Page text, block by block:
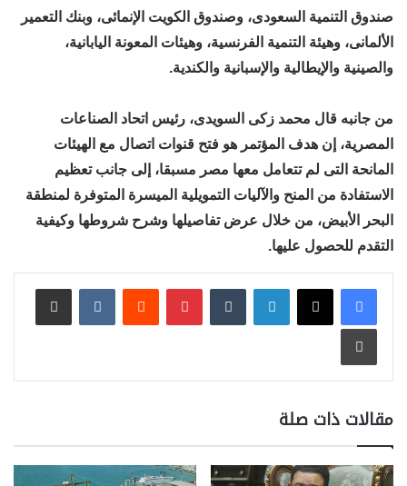
صندوق التنمية السعودى، وصندوق الكويت الإنمائى، وبنك التعمير
الألمانى، وهيئة التنمية الفرنسية، وهيئات المعونة اليابانية،
والصينية والإيطالية والإسبانية والكندية.
من جانبه قال محمد زكى السويدى، رئيس اتحاد الصناعات
المصرية، إن هدف المؤتمر هو فتح قنوات اتصال مع الهيئات
المانحة التى لم تتعامل معها مصر مسبقا، إلى جانب تعظيم
الاستفادة من المنح والآليات التمويلية الميسرة المتوفرة لمنطقة
البحر الأبيض، من خلال عرض تفاصيلها وشرح شروطها وكيفية
التقدم للحصول عليها.
لينكدإن بينتيريست
مشاركة عبر البريد
طباعة
مقالات ذات صلة